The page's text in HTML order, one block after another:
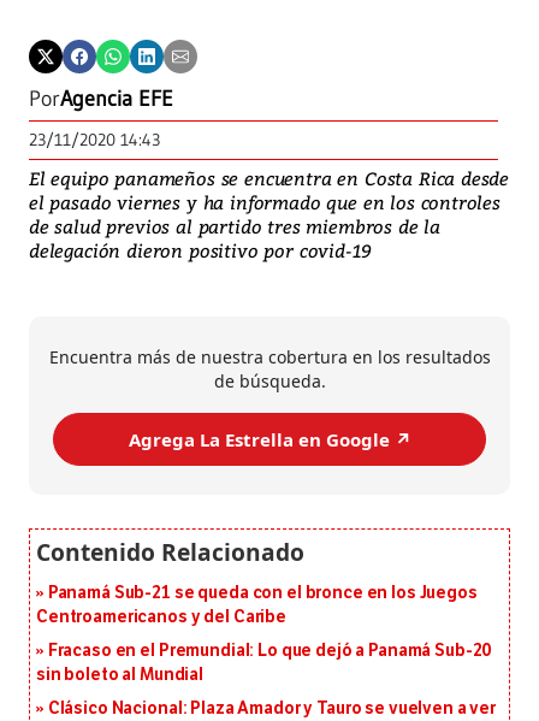
PorAgencia EFE
23/11/2020 14:43
El equipo panameños se encuentra en Costa Rica desde
el pasado viernes y ha informado que en los controles
de salud previos al partido tres miembros de la
delegación dieron positivo por covid-19
Encuentra más de nuestra cobertura en los resultados
de búsqueda.
Agrega La Estrella en Google ↗️
Panamá Sub-21 se queda con el bronce en los Juegos
Centroamericanos y del Caribe
Fracaso en el Premundial: Lo que dejó a Panamá Sub-20
sin boleto al Mundial
Clásico Nacional: Plaza Amador y Tauro se vuelven a ver